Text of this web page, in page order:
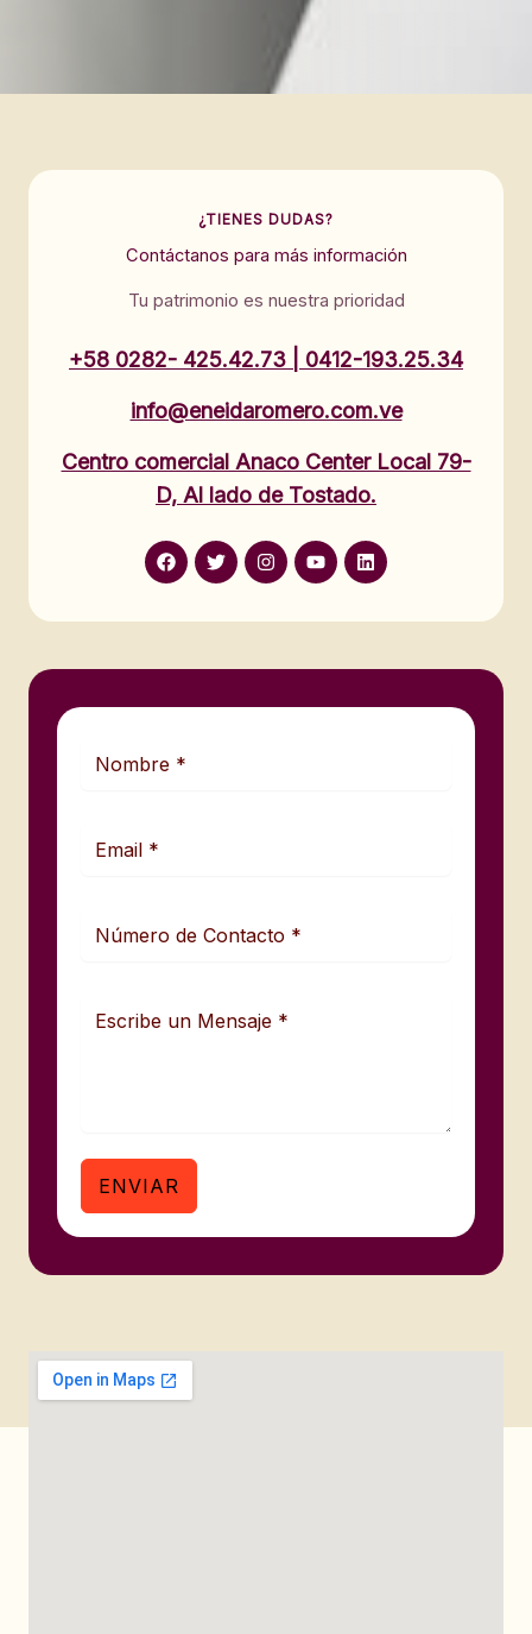
¿TIENES DUDAS?
Contáctanos para más información
Tu patrimonio es nuestra prioridad
+58 0282- 425.42.73 | 0412-193.25.34
info@eneidaromero.com.ve
Centro comercial Anaco Center Local 79-
D, Al lado de Tostado.
ENVIAR